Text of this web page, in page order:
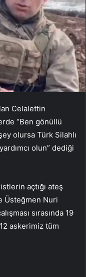
Celalettin
“Ben gönüllü
olursa Türk Silahlı
olun” dediği
açtığı ateş
Üsteğmen Nuri
sırasında 19
askerimiz tüm